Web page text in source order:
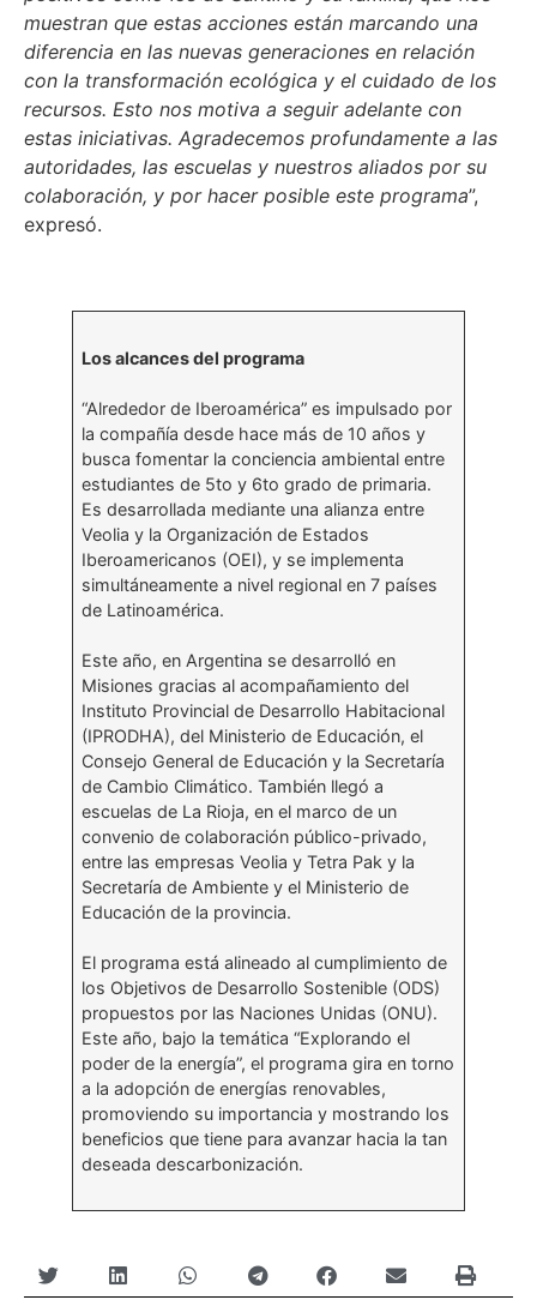
muestran que estas acciones están marcando una
diferencia en las nuevas generaciones en relación
con la transformación ecológica y el cuidado de los
recursos. Esto nos motiva a seguir adelante con
estas iniciativas. Agradecemos profundamente a las
autoridades, las escuelas y nuestros aliados por su
colaboración, y por hacer posible este programa”,
expresó.
Los alcances del programa
“Alrededor de Iberoamérica” es impulsado por
la compañía desde hace más de 10 años y
busca fomentar la conciencia ambiental entre
estudiantes de 5to y 6to grado de primaria.
Es desarrollada mediante una alianza entre
Veolia y la Organización de Estados
Iberoamericanos (OEI), y se implementa
simultáneamente a nivel regional en 7 países
de Latinoamérica.
Este año, en Argentina se desarrolló en
Misiones gracias al acompañamiento del
Instituto Provincial de Desarrollo Habitacional
(IPRODHA), del Ministerio de Educación, el
Consejo General de Educación y la Secretaría
de Cambio Climático. También llegó a
escuelas de La Rioja, en el marco de un
convenio de colaboración público-privado,
entre las empresas Veolia y Tetra Pak y la
Secretaría de Ambiente y el Ministerio de
Educación de la provincia.
El programa está alineado al cumplimiento de
los Objetivos de Desarrollo Sostenible (ODS)
propuestos por las Naciones Unidas (ONU).
Este año, bajo la temática “Explorando el
poder de la energía”, el programa gira en torno
a la adopción de energías renovables,
promoviendo su importancia y mostrando los
beneficios que tiene para avanzar hacia la tan
deseada descarbonización.